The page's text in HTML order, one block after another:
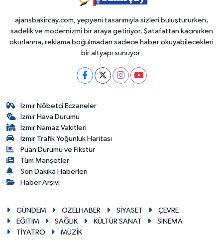
ajansbakircay.com, yepyeni tasarımıyla sizleri buluştururken,
sadelik ve modernizmi bir araya getiriyor. Şatafattan kaçınırken
okurlarına, reklama boğulmadan sadece haber okuyabilecekleri
bir altyapı sunuyor.
İzmir Nöbetçi Eczaneler
İzmir Hava Durumu
İzmir Namaz Vakitleri
İzmir Trafik Yoğunluk Haritası
Puan Durumu ve Fikstür
Tüm Manşetler
Son Dakika Haberleri
Haber Arşivi
GÜNDEM ÖZELHABER SİYASET
ÇEVRE
EĞİTİM
SAĞLIK KÜLTÜR SANAT
SİNEMA
TİYATRO
MÜZİK